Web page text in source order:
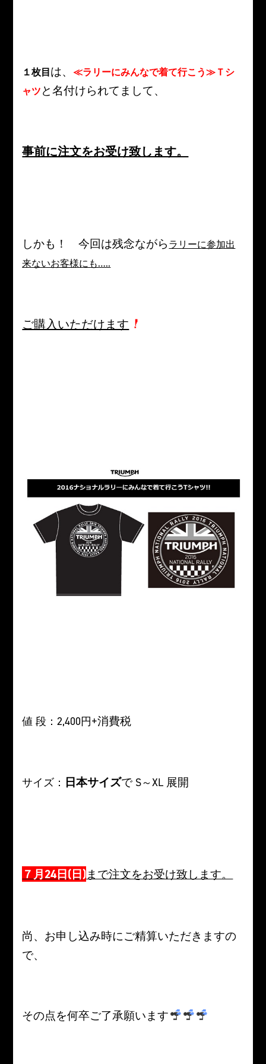
１枚目は、≪ラリーにみんなで着て行こう≫Ｔシ
ャツと名付けられてまして、
事前に注文をお受け致します。
しかも！ 今回は残念ながらラリーに参加出
来ないお客様にも…..
ご購入いただけます
値 段：2,400円+消費税
サイズ： 日本サイズで S～XL 展開
７月24日(日)まで注文をお受け致します。
尚、お申し込み時にご精算いただきますの
で、
その点を何卒ご了承願います